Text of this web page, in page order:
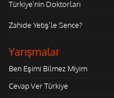
Türkiye'nin Doktorları
Zahide Yetiş'le Sence?
Yarışmalar
Ben Eşimi Bilmez Miyim
Cevap Ver Türkiye